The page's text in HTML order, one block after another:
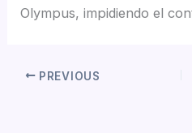
Olympus, impidiendo el
PREVIOUS